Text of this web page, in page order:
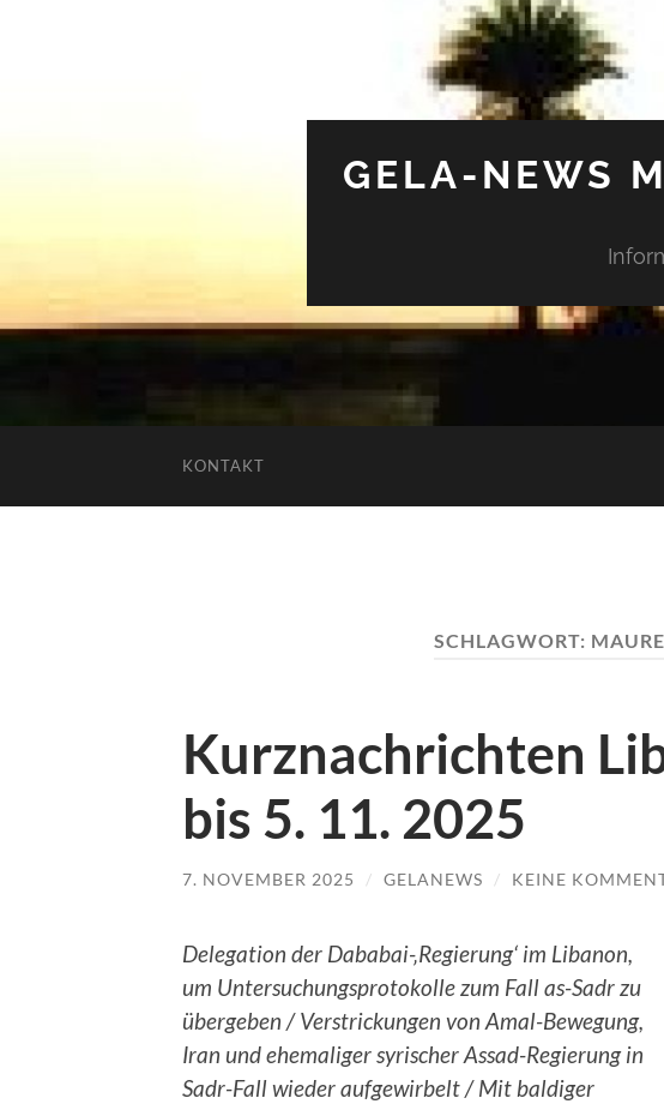
GELA-NEWS
KONTAKT
SCHLAGWORT:
Kurznachrichten
bis 5. 11. 2025
7. NOVEMBER 2025 / GELANEWS / KEINE
Delegation der Dababai-‚Regierung‘ im Libanon,
um Untersuchungsprotokolle zum Fall as-Sadr zu
übergeben / Verstrickungen von Amal-Bewegung,
Iran und ehemaliger syrischer Assad-Regierung in
Sadr-Fall wieder aufgewirbelt / Mit baldiger